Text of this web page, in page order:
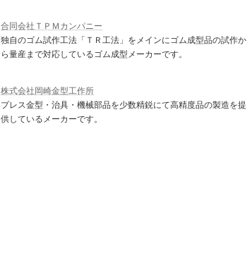
合同会社ＴＰＭカンパニー
独自のゴム試作工法「ＴＲ工法」をメインにゴム成型品の試作か
ら量産まで対応しているゴム成型メーカーです。
株式会社岡崎金型工作所
プレス金型・治具・機械部品を少数精鋭にて高精度品の製造を提
供しているメーカーです。